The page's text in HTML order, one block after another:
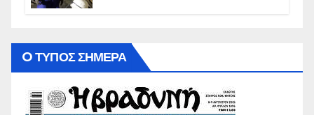
O ΤΥΠΟΣ ΣΗΜΕΡΑ